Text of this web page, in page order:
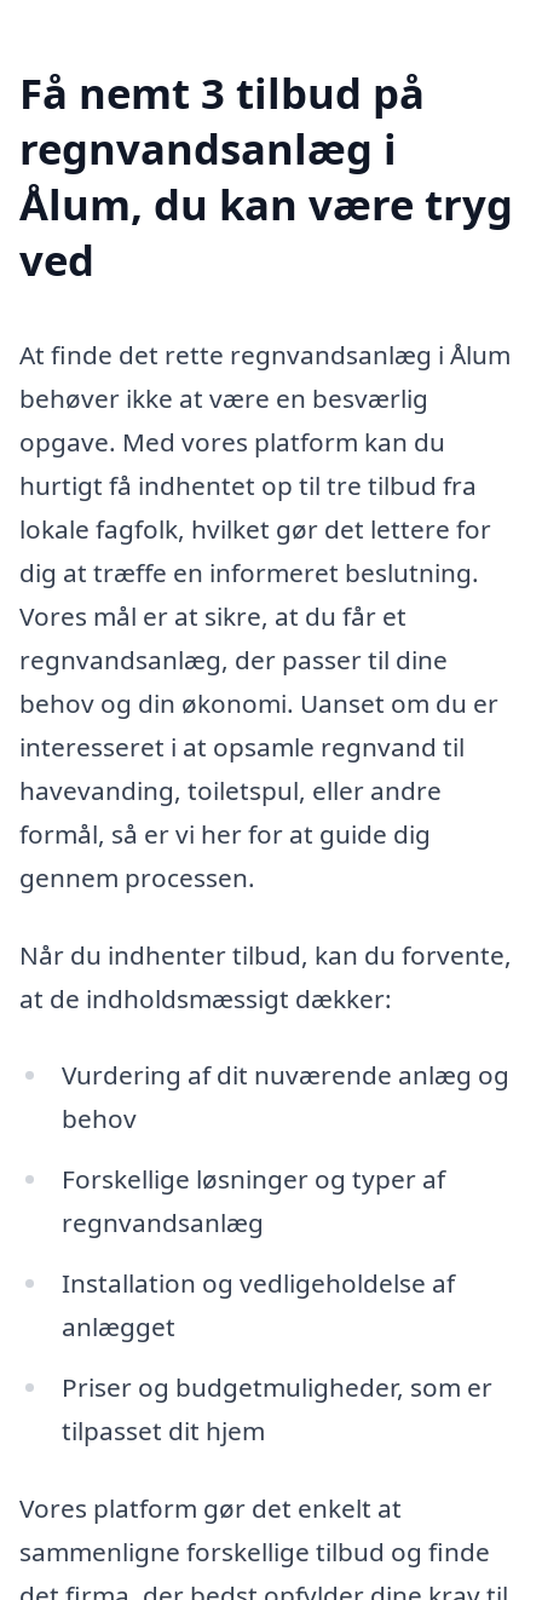
Få nemt 3 tilbud på
regnvandsanlæg i
Ålum, du kan være tryg
ved
At finde det rette regnvandsanlæg i Ålum
behøver ikke at være en besværlig
opgave. Med vores platform kan du
hurtigt få indhentet op til tre tilbud fra
lokale fagfolk, hvilket gør det lettere for
dig at træffe en informeret beslutning.
Vores mål er at sikre, at du får et
regnvandsanlæg, der passer til dine
behov og din økonomi. Uanset om du er
interesseret i at opsamle regnvand til
havevanding, toiletspul, eller andre
formål, så er vi her for at guide dig
gennem processen.
Når du indhenter tilbud, kan du forvente,
at de indholdsmæssigt dækker:
Vurdering af dit nuværende anlæg og
behov
Forskellige løsninger og typer af
regnvandsanlæg
Installation og vedligeholdelse af
anlægget
Priser og budgetmuligheder, som er
tilpasset dit hjem
Vores platform gør det enkelt at
sammenligne forskellige tilbud og finde